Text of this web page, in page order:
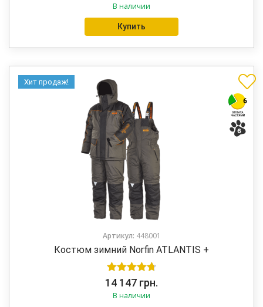
из 5
В наличии
Купить
Хит продаж!
Артикул: 448001
Костюм зимний Norfin ATLANTIS +
Оценка
4.75из 5
14 147 грн.
В наличии